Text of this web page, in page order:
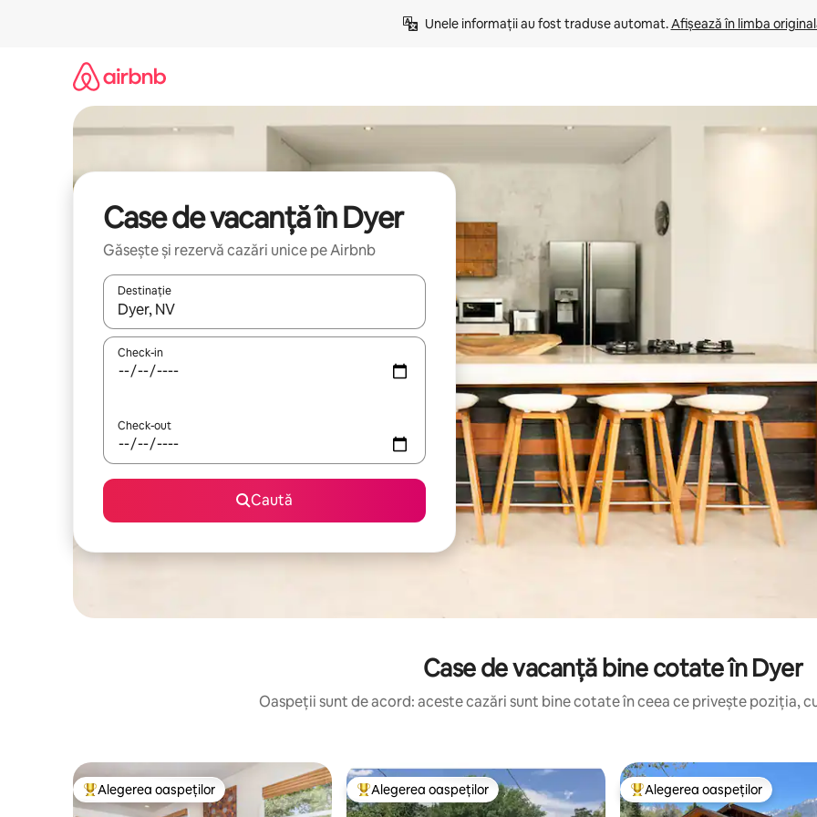
Unele informații au fost traduse automat. Afișează în limba
Case de vacanță în Dyer
Găsește și rezervă cazări unice pe Airbnb
Destinație
Când se încarcă rezultatele, navighează folosind tastele săgeată în sus și în jos sau prin gesturi de atingere ori glisare.
Check-in
Check-out
Caută
Case de vacanță bine cotate în Dyer
Oaspeții sunt de acord: aceste cazări sunt bine cotate în ceea ce privește poziția,
Locuință din topul categoriei Alegerea oaspeților
Alegerea oaspeților Locuință din topul categoriei Alegerea oaspeților
Alegerea oaspeților Locuință din topul categoriei
Alegerea oaspeților